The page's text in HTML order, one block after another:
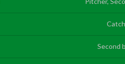
Second